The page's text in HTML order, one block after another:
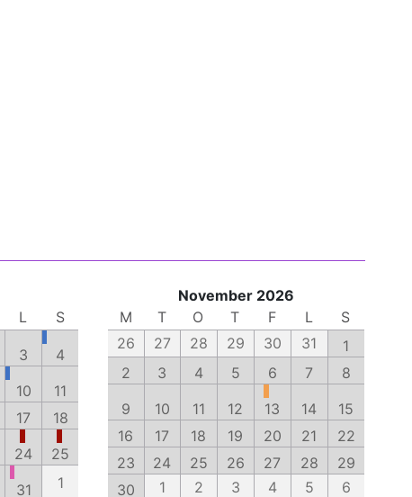
L
S
3
4
10
11
17
18
24
25
31 1
November 2026
M
T O T F L
S
26
27 28 29 30 31
1
2
3 4 5 6 7
8
9
10 11 12 13 14
15
16
17 18 19 20 21
22
23
24 25 26 27 28
29
30
1 2 3 4 5 6